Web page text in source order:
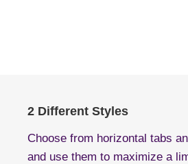
2 Different Styles
Choose from horizontal tabs
and use them to maximize a